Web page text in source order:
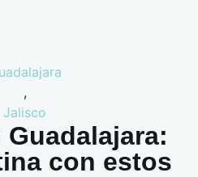
,
Jalisco
con estos